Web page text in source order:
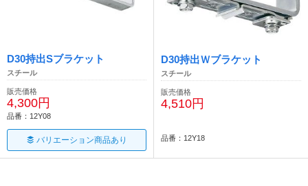
D30持出Sブラケット
スチール
販売価格
4,300円
品番：12Y08
バリエーション商品あり
D30持出Ｗブラケット
スチール
販売価格
4,510円
品番：12Y18